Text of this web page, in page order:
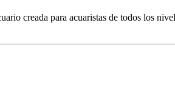
creada para acuaristas de todos los